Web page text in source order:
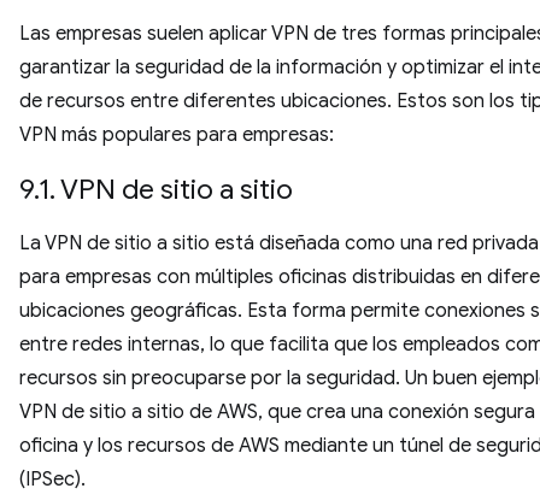
Las empresas suelen aplicar VPN de tres formas
garantizar la seguridad de la información y optimizar el
de recursos entre diferentes ubicaciones. Estos son los
VPN más populares para empresas:
9.1. VPN de sitio a sitio
La VPN de sitio a sitio está diseñada como una red
para empresas con múltiples oficinas distribuidas en
ubicaciones geográficas. Esta forma permite conexiones
entre redes internas, lo que facilita que los empleados
recursos sin preocuparse por la seguridad. Un buen
VPN de sitio a sitio de AWS, que crea una conexión
oficina y los recursos de AWS mediante un túnel de
(IPSec).